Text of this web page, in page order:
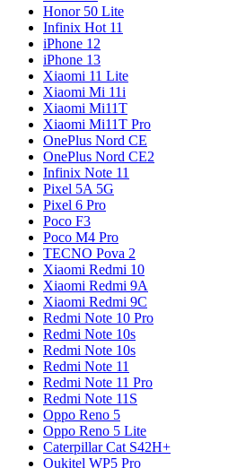
Honor 50 Lite
Infinix Hot 11
iPhone 12
iPhone 13
Xiaomi 11 Lite
Xiaomi Mi 11i
Xiaomi Mi11T
Xiaomi Mi11T Pro
OnePlus Nord CE
OnePlus Nord CE2
Infinix Note 11
Pixel 5A 5G
Pixel 6 Pro
Poco F3
Poco M4 Pro
TECNO Pova 2
Xiaomi Redmi 10
Xiaomi Redmi 9A
Xiaomi Redmi 9C
Redmi Note 10 Pro
Redmi Note 10s
Redmi Note 10s
Redmi Note 11
Redmi Note 11 Pro
Redmi Note 11S
Oppo Reno 5
Oppo Reno 5 Lite
Caterpillar Cat S42H+
Oukitel WP5 Pro